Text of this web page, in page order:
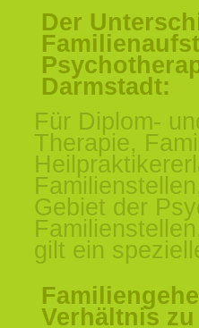
Der
Darmstadt:
Für Diplom-
Therapie,
Gebiet der
gilt ein
Verhältnis